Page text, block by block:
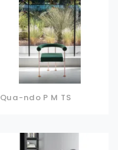
Qua-ndo P M TS